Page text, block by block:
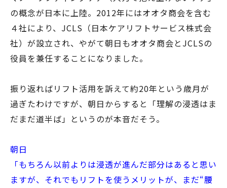
の概念が日本に上陸。2012年にはオオタ商会を含む
４社により、JCLS（日本ケアリフトサービス株式会
社）が設立され、やがて朝日もオオタ商会とJCLSの
役員を兼任することになりました。
振り返ればリフト活用を訴えて約20年という歳月が
過ぎたわけですが、朝日からすると「理解の浸透はま
だまだ道半ば」というのが本音だそう。
朝日
「もちろん以前よりは浸透が進んだ部分はあると思い
ますが、それでもリフトを使うメリットが、まだ“腰